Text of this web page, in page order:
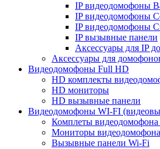
IP видеодомофоны
IP видеодомофоны
IP видеодомофоны
IP вызывные панели
Аксессуары для IP
Аксессуары для
Видеодомофоны Full HD
HD комплекты
HD мониторы
HD вызывные панели
Видеодомофоны WI-FI
Комплеты видеодомофона
Мониторы
Вызывные панели Wi-Fi